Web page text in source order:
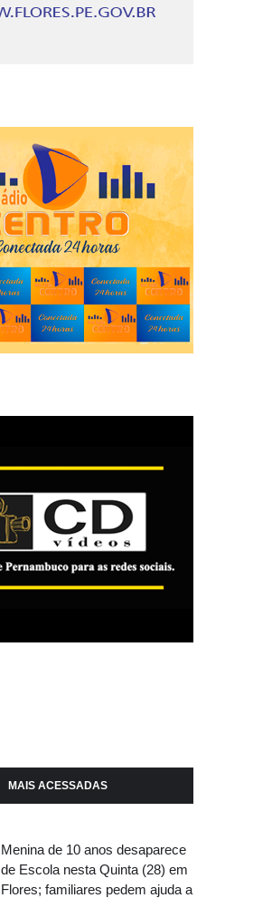
MAIS ACESSADAS
Menina de 10 anos desaparece
de Escola nesta Quinta (28) em
Flores; familiares pedem ajuda a